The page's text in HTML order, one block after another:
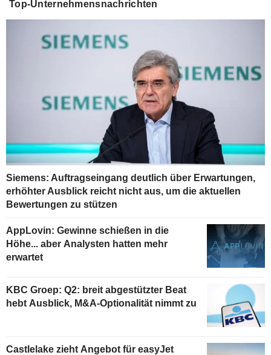
Top-Unternehmensnachrichten
Siemens: Auftragseingang deutlich über Erwartungen,
erhöhter Ausblick reicht nicht aus, um die aktuellen
Bewertungen zu stützen
AppLovin: Gewinne schießen in die
Höhe... aber Analysten hatten mehr
erwartet
KBC Groep: Q2: breit abgestützter Beat
hebt Ausblick, M&A-Optionalität nimmt zu
Castlelake zieht Angebot für easyJet